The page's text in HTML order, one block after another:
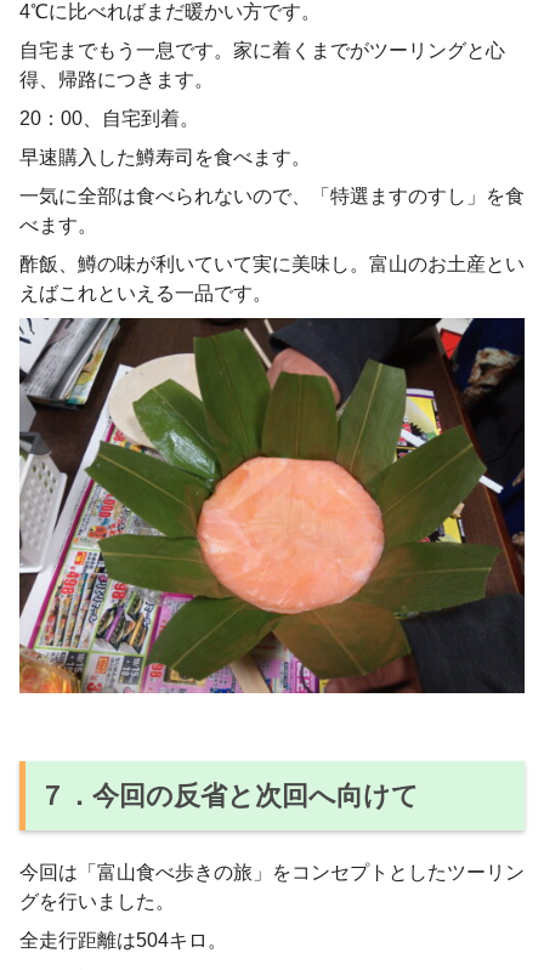
4℃に比べればまだ暖かい方です。
自宅までもう一息です。家に着くまでがツーリングと心
得、帰路につきます。
20：00、自宅到着。
早速購入した鱒寿司を食べます。
一気に全部は食べられないので、「特選ますのすし」を食
べます。
酢飯、鱒の味が利いていて実に美味し。富山のお土産とい
えばこれといえる一品です。
７．今回の反省と次回へ向けて
今回は「富山食べ歩きの旅」をコンセプトとしたツーリン
グを行いました。
全走行距離は504キロ。